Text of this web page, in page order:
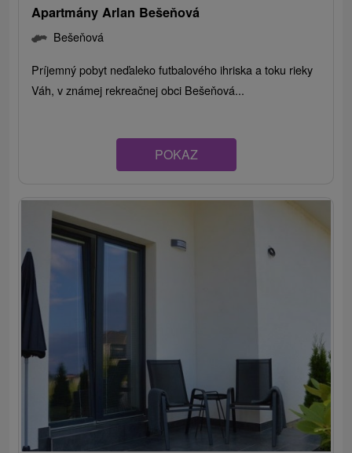
Apartmány Arlan Bešeňová
Bešeňová
Príjemný pobyt neďaleko futbalového ihriska a toku rieky
Váh, v známej rekreačnej obci Bešeňová...
POKAZ